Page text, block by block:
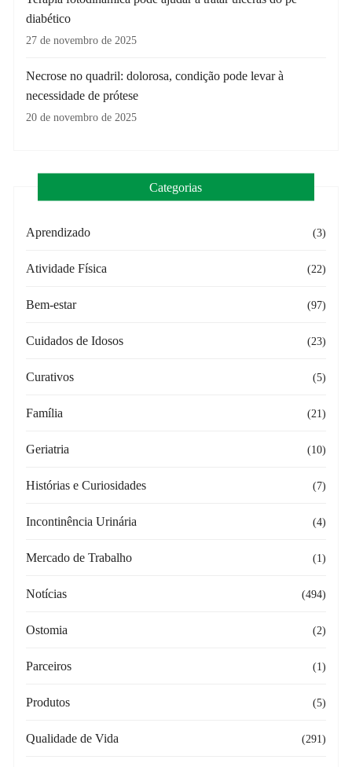
diabético
27 de novembro de 2025
Necrose no quadril: dolorosa, condição pode levar à
necessidade de prótese
20 de novembro de 2025
Categorias
Aprendizado (3)
Atividade Física (22)
Bem-estar (97)
Cuidados de Idosos (23)
Curativos (5)
Família (21)
Geriatria (10)
Histórias e Curiosidades (7)
Incontinência Urinária (4)
Mercado de Trabalho (1)
Notícias (494)
Ostomia (2)
Parceiros (1)
Produtos (5)
Qualidade de Vida (291)